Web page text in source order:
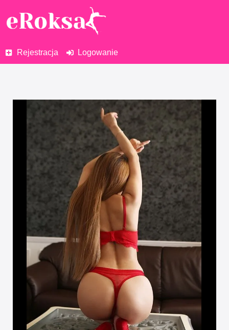
Rejestracja Logowanie